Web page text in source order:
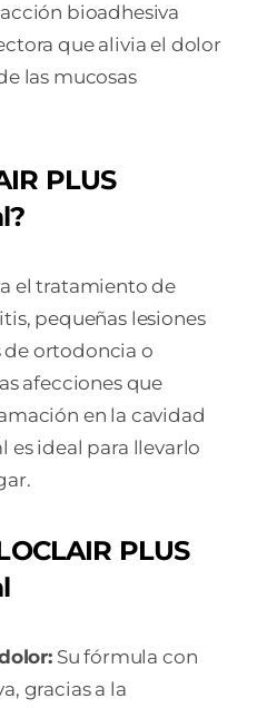
bioadhesiva
que alivia el dolor
las mucosas
PLUS
el tratamiento de
pequeñas lesiones
de ortodoncia o
afecciones que
en la cavidad
es ideal para llevarlo
PLUS
Su fórmula con
gracias a la